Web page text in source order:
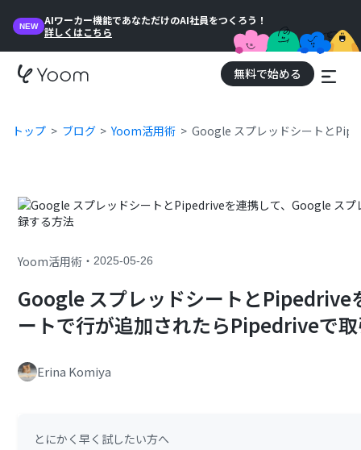
NEW
AIワーカー機能であなただけのAI社員をつくろう！
詳しくはこちら
無料で始める
トップ ブログ Yoom活用術 Google スプレッドシートと
Yoom活用術 ・2025-05-26
Google スプレッドシートとPipedrive
ートで行が追加されたらPipedriveで
Erina Komiya
とにかく早く試したい方へ